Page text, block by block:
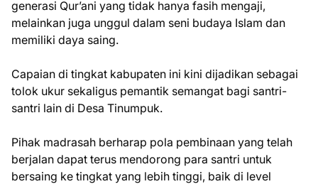
generasi Qur’ani yang tidak hanya fasih mengaji,
melainkan juga unggul dalam seni budaya Islam dan
memiliki daya saing.
Capaian di tingkat kabupaten ini kini dijadikan sebagai
tolok ukur sekaligus pemantik semangat bagi santri-
santri lain di Desa Tinumpuk.
Pihak madrasah berharap pola pembinaan yang telah
berjalan dapat terus mendorong para santri untuk
bersaing ke tingkat yang lebih tinggi, baik di level